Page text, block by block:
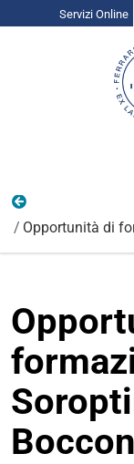
Servizi Online
Opportunità di